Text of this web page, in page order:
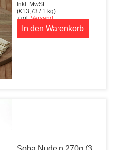
Inkl. MwSt.
(€13,73 / 1 kg)
zzgl.Versand
In den Warenkorb
Soba Nudeln 270g (3